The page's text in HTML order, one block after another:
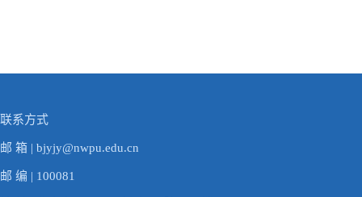
联系方式
邮 箱 | bjyjy@nwpu.edu.cn
邮 编 | 100081